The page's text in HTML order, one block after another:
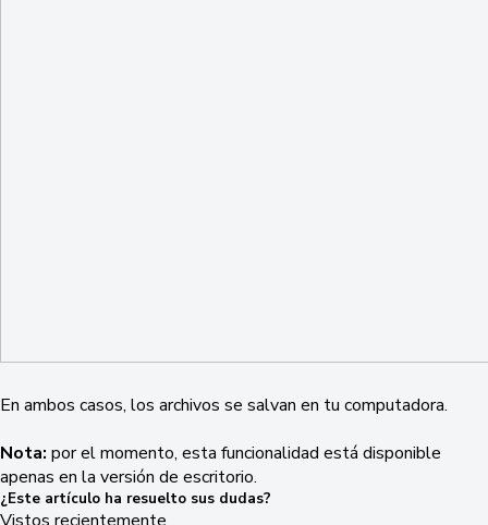
En ambos casos, los archivos se salvan en tu computadora.
Nota: por el momento, esta funcionalidad está disponible
apenas en la versión de escritorio.
¿Este artículo ha resuelto sus dudas?